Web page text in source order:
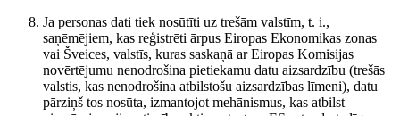
Ja personas dati tiek nosūtīti uz trešām valstīm, t. i.,
saņēmējiem, kas reģistrēti ārpus Eiropas Ekonomikas zonas
vai Šveices, valstīs, kuras saskaņā ar Eiropas Komisijas
novērtējumu nenodrošina pietiekamu datu aizsardzību (trešās
valstis, kas nenodrošina atbilstošu aizsardzības līmeni), datu
pārziņš tos nosūta, izmantojot mehānismus, kas atbilst